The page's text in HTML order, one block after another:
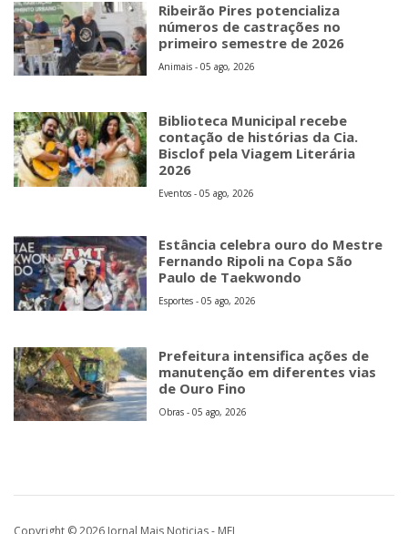
Ribeirão Pires potencializa
números de castrações no
primeiro semestre de 2026
Animais - 05 ago, 2026
Biblioteca Municipal recebe
contação de histórias da Cia.
Bisclof pela Viagem Literária
2026
Eventos - 05 ago, 2026
Estância celebra ouro do Mestre
Fernando Ripoli na Copa São
Paulo de Taekwondo
Esportes - 05 ago, 2026
Prefeitura intensifica ações de
manutenção em diferentes vias
de Ouro Fino
Obras - 05 ago, 2026
Copyright © 2026 Jornal Mais Noticias - MEI